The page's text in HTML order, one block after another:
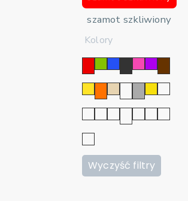
szamot szkliwiony
Kolory
Wyczyść filtry